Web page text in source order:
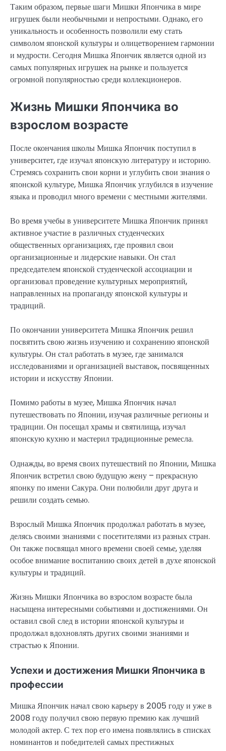
Таким образом, первые шаги Мишки Япончика в мире
игрушек были необычными и непростыми. Однако, его
уникальность и особенность позволили ему стать
символом японской культуры и олицетворением гармонии
и мудрости. Сегодня Мишка Япончик является одной из
самых популярных игрушек на рынке и пользуется
огромной популярностью среди коллекционеров.
Жизнь Мишки Япончика во
взрослом возрасте
После окончания школы Мишка Япончик поступил в
университет, где изучал японскую литературу и историю.
Стремясь сохранить свои корни и углубить свои знания о
японской культуре, Мишка Япончик углубился в изучение
языка и проводил много времени с местными жителями.
Во время учебы в университете Мишка Япончик принял
активное участие в различных студенческих
общественных организациях, где проявил свои
организационные и лидерские навыки. Он стал
председателем японской студенческой ассоциации и
организовал проведение культурных мероприятий,
направленных на пропаганду японской культуры и
традиций.
По окончании университета Мишка Япончик решил
посвятить свою жизнь изучению и сохранению японской
культуры. Он стал работать в музее, где занимался
исследованиями и организацией выставок, посвященных
истории и искусству Японии.
Помимо работы в музее, Мишка Япончик начал
путешествовать по Японии, изучая различные регионы и
традиции. Он посещал храмы и святилища, изучал
японскую кухню и мастерил традиционные ремесла.
Однажды, во время своих путешествий по Японии, Мишка
Япончик встретил свою будущую жену – прекрасную
японку по имени Сакура. Они полюбили друг друга и
решили создать семью.
Взрослый Мишка Япончик продолжал работать в музее,
делясь своими знаниями с посетителями из разных стран.
Он также посвящал много времени своей семье, уделяя
особое внимание воспитанию своих детей в духе японской
культуры и традиций.
Жизнь Мишки Япончика во взрослом возрасте была
насыщена интересными событиями и достижениями. Он
оставил свой след в истории японской культуры и
продолжал вдохновлять других своими знаниями и
страстью к Японии.
Успехи и достижения Мишки Япончика в
профессии
Мишка Япончик начал свою карьеру в 2005 году и уже в
2008 году получил свою первую премию как лучший
молодой актер. С тех пор его имена появлялись в списках
номинантов и победителей самых престижных